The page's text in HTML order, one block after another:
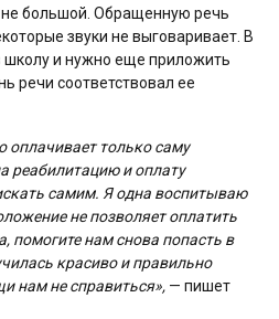
не большой. Обращенную речь
звуки не выговаривает. В
школу и нужно еще приложить
речи соответствовал ее
оплачивает только саму
реабилитацию и оплату
самим. Я одна воспитываю
не позволяет оплатить
помогите нам снова попасть в
красиво и правильно
нам не справиться», — пишет